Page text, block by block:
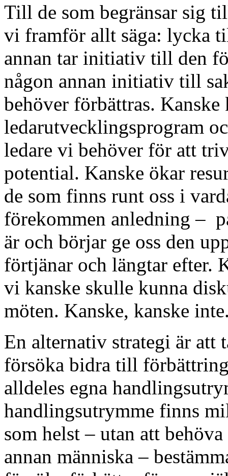
Till de som begränsar sig
vi framför allt säga: lycka
annan tar initiativ till den
någon annan initiativ till
behöver förbättras. Kanske
ledarutvecklingsprogram
ledare vi behöver för att
potential. Kanske ökar
de som finns runt oss i
förekommen anledning –
är och börjar ge oss den
förtjänar och längtar efter.
vi kanske skulle kunna
möten. Kanske, kanske
En alternativ strategi är att
försöka bidra till
alldeles egna
handlingsutrymme finns
som helst – utan att
annan människa –